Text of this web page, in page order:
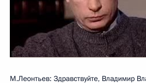
М.Леонтьев: Здравствуйте, Владимир